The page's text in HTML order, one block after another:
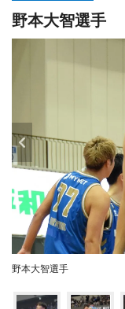
野本大智選手
野本大智選手